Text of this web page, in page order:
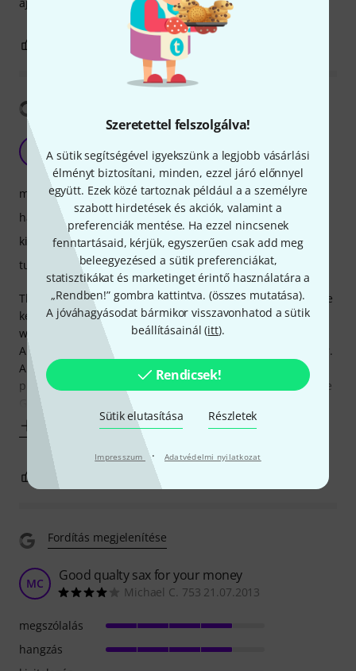
Szeretettel felszolgálva!
A sütik segítségével igyekszünk a legjobb vásárlási
élményt biztosítani, minden, ezzel járó előnnyel
együtt. Ezek közé tartoznak például a a személyre
szabott hirdetések és akciók, valamint a
preferenciák mentése. Ha ezzel nincsenek
fenntartásaid, kérjük, egyszerűen csak add meg
beleegyezésed a sütik preferenciákat,
statisztikákat és marketinget érintő használatára a
„Rendben!” gombra kattintva. (összes mutatása).
A jóváhagyásodat bármikor visszavonhatod a sütik
beállításainál (itt).
Rendicsek!
Sütik elutasítása Részletek
Impresszum · Adatvédelmi nyilatkozat
JELENTEM!
E
etc-etc 08.04.2019
The saxophone arrived fine out-of-box except for the octave
key which was riding a little high and in released position
was about 1 mm above equal height with the thumb rest.
All notes in standard range respond well, in tune and clear.
Altissimo range is more easily accessible as high F# key is
provided. The side C and Bb seem a little undervented. The
Mutass többet
megszólalás
hangzás
kivitelezés
tulajdonsagok
JELENTEM!
Fordítás megjelenítése
MC Good qualty sax for your money
Michael C. 753 21.07.2013
megszólalás
hangzás